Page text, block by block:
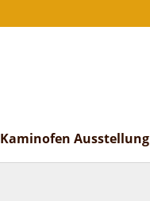
Kaminofen Ausstellung